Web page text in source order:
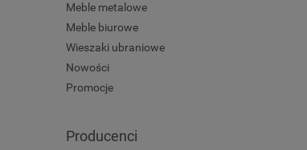
Meble metalowe
Meble biurowe
Wieszaki ubraniowe
Nowości
Promocje
Producenci